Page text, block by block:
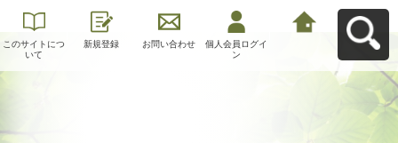
このサイトにつ
いて
新規登録 お問い合わせ
個人会員ログイ
ン